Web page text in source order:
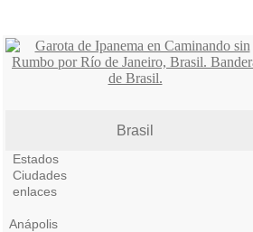
Brasil
Estados
Ciudades
enlaces
Anápolis